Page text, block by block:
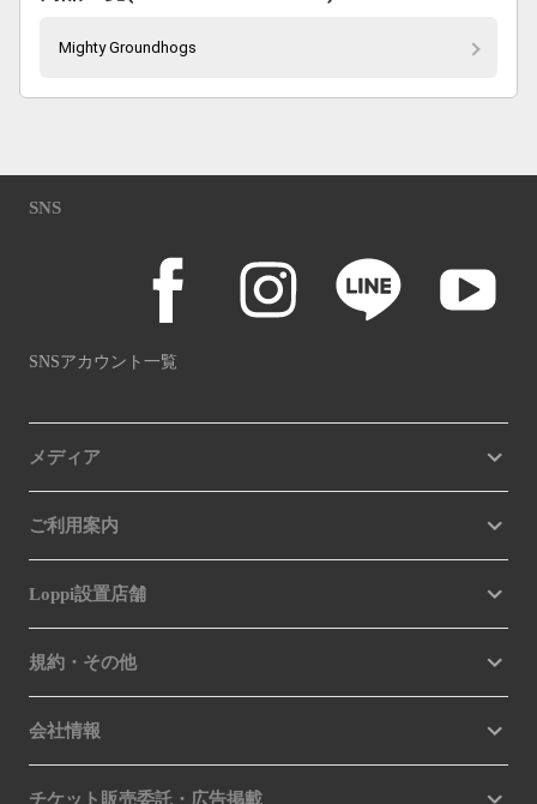
Mighty Groundhogs
SNS
SNSアカウント一覧
メディア
ご利用案内
Loppi設置店舗
規約・その他
会社情報
チケット販売委託・広告掲載